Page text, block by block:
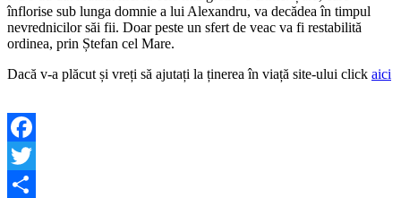
înflorise sub lunga domnie a lui Alexandru, va decădea în timpul
nevrednicilor săi fii. Doar peste un sfert de veac va fi restabilită
ordinea, prin Ștefan cel Mare.
Dacă v-a plăcut și vreți să ajutați la ținerea în viață site-ului click aici
Facebook
Twitter